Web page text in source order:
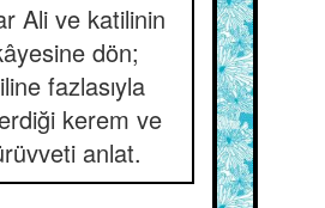
Ali ve katilinin
dön;
fazlasıyla
kerem ve
anlat.